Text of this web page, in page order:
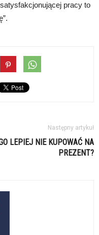
pracy to
Następny artykuł
LEPIEJ NIE KUPOWAĆ NA
PREZENT?